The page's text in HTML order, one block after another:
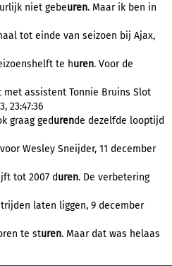
niet gebeuren. Maar ik ben in
tot einde van seizoen bij Ajax,
te huren. Voor de
assistent Tonnie Bruins Slot
23:47:36
graag gedurende dezelfde looptijd
Wesley Sneijder, 11 december
tot 2007 duren. De verbetering
laten liggen, 9 december
te sturen. Maar dat was helaas